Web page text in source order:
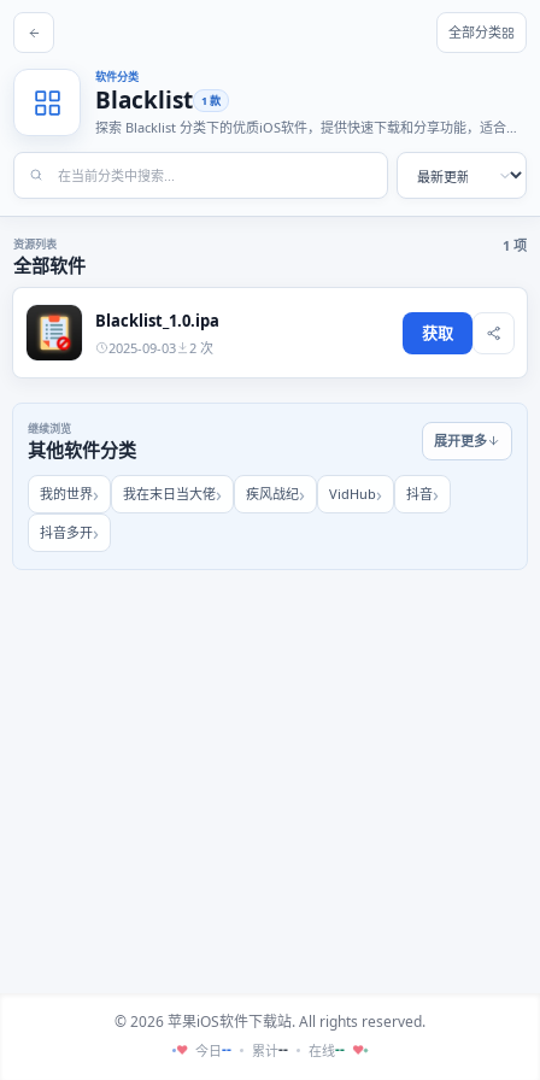
全部分类
软件分类
Blacklist 1 款
探索 Blacklist 分类下的优质iOS软件，提供快速下载和分享功能，适合各
资源列表
全部软件
1 项
Blacklist_1.0.ipa
2025-09-03 2 次
获取
继续浏览
其他软件分类 展开更多
我的世界 我在末日当大佬 疾风战纪 VidHub 抖音
抖音多开
© 2026 苹果iOS软件下载站. All rights reserved.
♥ 今日-- 累计-- 在线-- ♥